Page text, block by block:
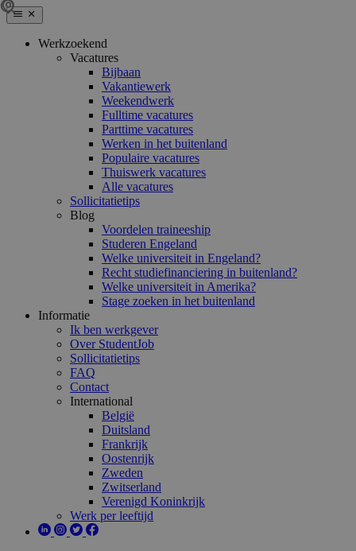
Werkzoekend
Vacatures
Bijbaan
Vakantiewerk
Weekendwerk
Fulltime vacatures
Parttime vacatures
Werken in het buitenland
Populaire vacatures
Thuiswerk vacatures
Alle vacatures
Sollicitatietips
Blog
Voordelen traineeship
Studeren Engeland
Welke universiteit in Engeland?
Recht studiefinanciering in buitenland?
Welke universiteit in Amerika?
Stage zoeken in het buitenland
Informatie
Ik ben werkgever
Over StudentJob
Sollicitatietips
FAQ
Contact
International
België
Duitsland
Frankrijk
Oostenrijk
Zweden
Zwitserland
Verenigd Koninkrijk
Werk per leeftijd